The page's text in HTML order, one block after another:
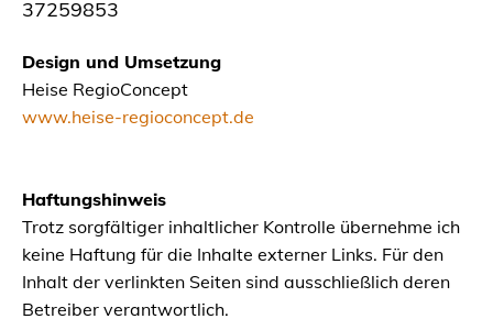
37259853
Design und Umsetzung
Heise RegioConcept
www.heise-regioconcept.de
Haftungshinweis
Trotz sorgfältiger inhaltlicher Kontrolle übernehme ich
keine Haftung für die Inhalte externer Links. Für den
Inhalt der verlinkten Seiten sind ausschließlich deren
Betreiber verantwortlich.